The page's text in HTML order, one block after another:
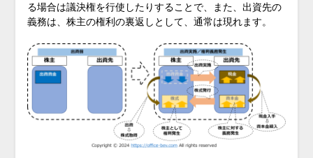
る場合は議決権を行使したりすることで、また、出資先の
義務は、株主の権利の裏返しとして、通常は現れます。